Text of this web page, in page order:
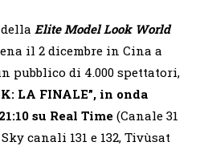
Elite Model Look World
il 2 dicembre in Cina a
pubblico di 4.000 spettatori,
LA FINALE”, in onda
su Real Time (Canale 31
canali 131 e 132, Tivùsat